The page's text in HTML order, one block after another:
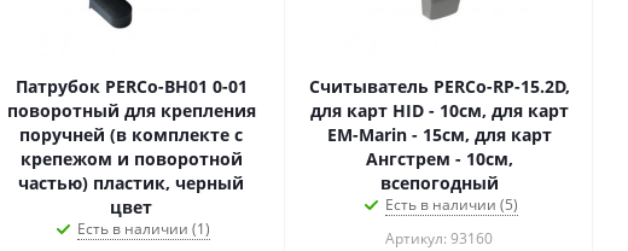
Патрубок PERCo-BH01 0-01
поворотный для крепления
поручней (в комплекте с
крепежом и поворотной
частью) пластик, черный
цвет
Есть в наличии (1)
Считыватель PERCo-RP-15.2D,
для карт HID - 10см, для карт
EM-Marin - 15см, для карт
Ангстрем - 10см,
всепогодный
Есть в наличии (5)
Артикул: 93160